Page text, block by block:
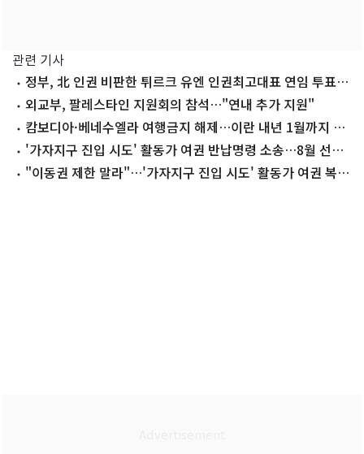
관련 기사
정부, 北 인권 비판한 튀르크 유엔 인권최고대표 연임 투표
'기권'
외교부, 팔레스타인 지원회의 참석…"연내 추가 지원"
캄보디아·베네수엘라 여행금지 해제…이란 내년 1월까지 연
장 '가자지구 진입 시도' 활동가 여권 반납명령 소송…8월 선고
(종합)
"이동권 제한 말라"…'가자지구 진입 시도' 활동가 여권 복구